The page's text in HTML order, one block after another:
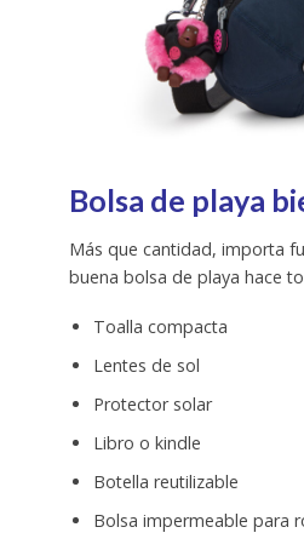
Bolsa de playa
Más que cantidad, importa
buena bolsa de playa hace
Toalla compacta
Lentes de sol
Protector solar
Libro o kindle
Botella reutilizable
Bolsa impermeable para